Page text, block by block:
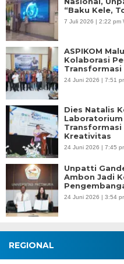
“Baku Kele,
7 Juli 2026 | 2:22 pm
ASPIKOM
Kolaborasi
Transformasi
24 Juni 2026 | 7:51
Dies Natalis
Transformasi
Kreativitas
24 Juni 2026 | 7:45
Unpatti
Ambon Jadi
24 Juni 2026 | 3:54
REGIONAL